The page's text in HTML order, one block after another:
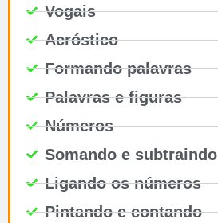
Vogais
Acróstico
Formando palavras
Palavras e figuras
Números
Somando e subtraindo
Ligando os números
Pintando e contando